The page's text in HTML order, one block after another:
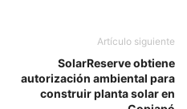
Artículo siguiente
SolarReserve obtiene
autorización ambiental para
construir planta solar en